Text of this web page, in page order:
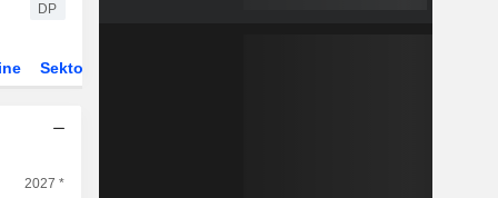
DP
Sektor
2027 *